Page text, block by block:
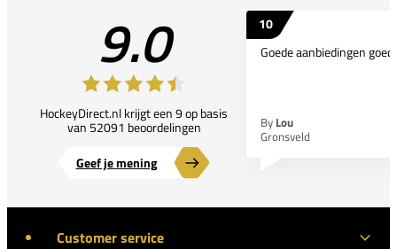
9.0
HockeyDirect.nl krijgt een 9 op basis
van 52091 beoordelingen
Geef je mening
10
Goede aanbiedingen
By Lou
Gronsveld
Customer service